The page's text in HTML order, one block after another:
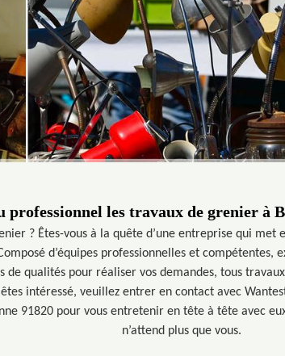
professionnel les travaux de grenier à
? Êtes-vous à la quête d’une entreprise qui met
d’équipes professionnelles et compétentes,
de qualités pour réaliser vos demandes, tous
êtes intéressé, veuillez entrer en contact avec
91820 pour vous entretenir en tête à tête avec
n’attend plus que vous.